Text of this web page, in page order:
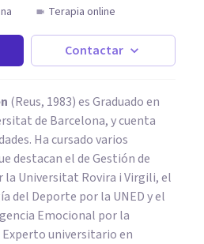
Terapia online
Contactar
(Reus, 1983) es Graduado en
de Barcelona, y cuenta
Ha cursado varios
destacan el de Gestión de
la Universitat Rovira i Virgili, el
del Deporte por la UNED y el
Emocional por la
Experto universitario en